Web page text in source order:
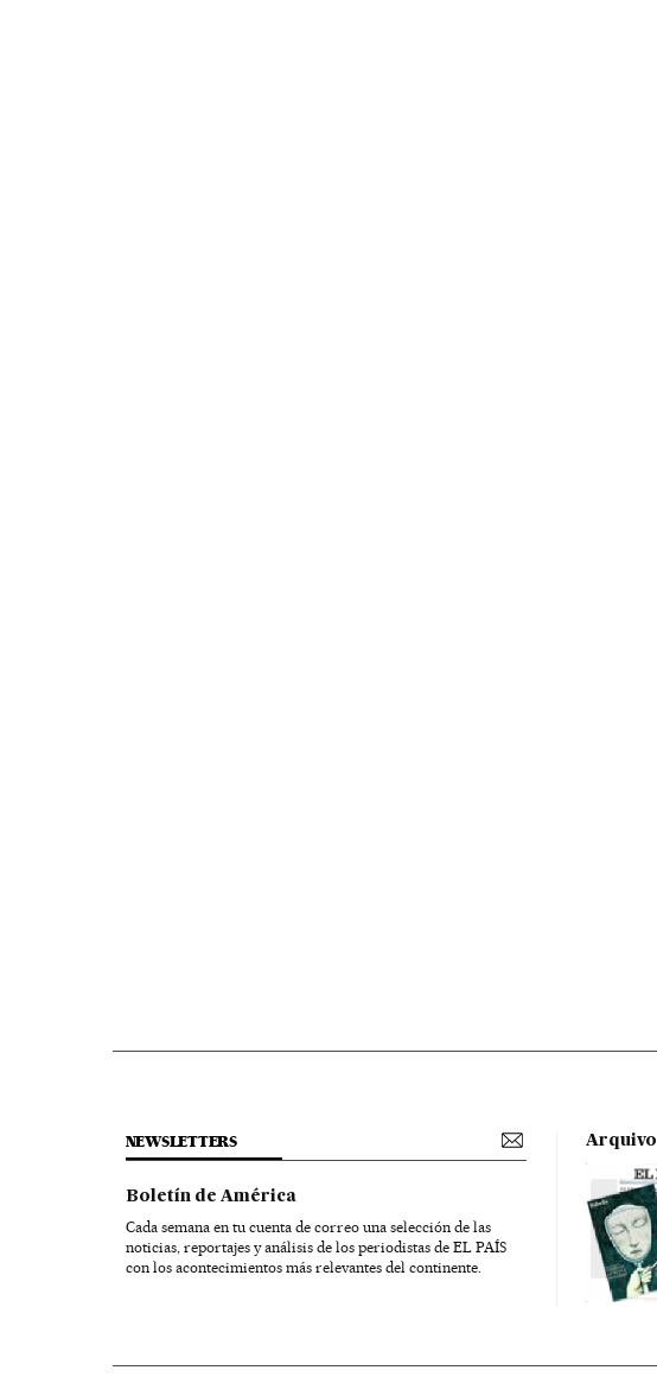
NEWSLETTERS
Boletín de América
Cada semana en tu cuenta de correo una selección de las
noticias, reportajes y análisis de los periodistas de EL PAÍS
con los acontecimientos más relevantes del continente.
Arquivo